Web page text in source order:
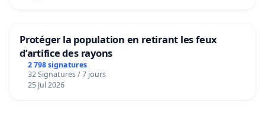
Protéger la population en retirant les feux
d’artifice des rayons
2 798 signatures
32 Signatures / 7 jours
25 Jul 2026